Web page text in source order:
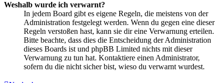
Weshalb wurde ich verwarnt?
In jedem Board gibt es eigene Regeln, die meistens von der
Administration festgelegt werden. Wenn du gegen eine dieser
Regeln verstoßen hast, kann sie dir eine Verwarnung erteilen.
Bitte beachte, dass dies die Entscheidung der Administration
dieses Boards ist und phpBB Limited nichts mit dieser
Verwarnung zu tun hat. Kontaktiere einen Administrator,
sofern du die nicht sicher bist, wieso du verwarnt wurdest.